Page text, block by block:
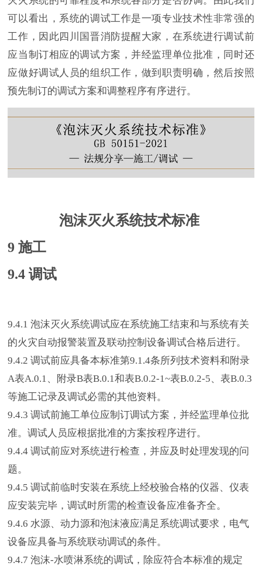
可以看出，系统的调试工作是一项专业技术性非常强的
工作，因此四川国晋消防提醒大家，在系统进行调试前
应当制订相应的调试方案，并经监理单位批准，同时还
应做好调试人员的组织工作，做到职责明确，然后按照
预先制订的调试方案和调整程序有序进行。
泡沫灭火系统技术标准
9 施工
9.4 调试
9.4.1 泡沫灭火系统调试应在系统施工结束和与系统有关
的火灾自动报警装置及联动控制设备调试合格后进行。
9.4.2 调试前应具备本标准第9.1.4条所列技术资料和附录
A表A.0.1、附录B表B.0.1和表B.0.2-1~表B.0.2-5、表B.0.3
等施工记录及调试必需的其他资料。
9.4.3 调试前施工单位应制订调试方案，并经监理单位批
准。调试人员应根据批准的方案按程序进行。
9.4.4 调试前应对系统进行检查，并应及时处理发现的问
题。
9.4.5 调试前临时安装在系统上经校验合格的仪器、仪表
应安装完毕，调试时所需的检查设备应准备齐全。
9.4.6 水源、动力源和泡沫液应满足系统调试要求，电气
设备应具备与系统联动调试的条件。
9.4.7 泡沫-水喷淋系统的调试，除应符合本标准的规定